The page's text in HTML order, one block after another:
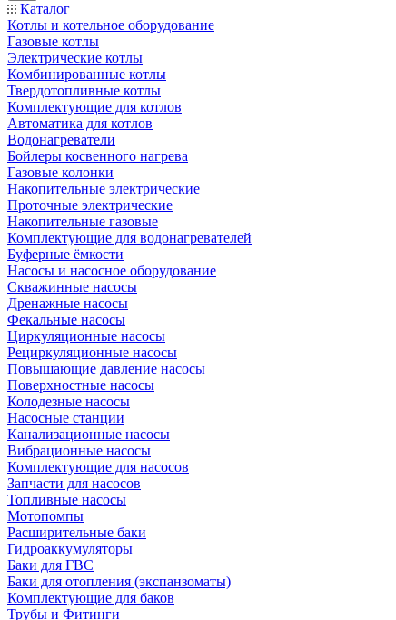
Каталог
Котлы и котельное оборудование
Газовые котлы
Электрические котлы
Комбинированные котлы
Твердотопливные котлы
Комплектующие для котлов
Автоматика для котлов
Водонагреватели
Бойлеры косвенного нагрева
Газовые колонки
Накопительные электрические
Проточные электрические
Накопительные газовые
Комплектующие для водонагревателей
Буферные ёмкости
Насосы и насосное оборудование
Скважинные насосы
Дренажные насосы
Фекальные насосы
Циркуляционные насосы
Рециркуляционные насосы
Повышающие давление насосы
Поверхностные насосы
Колодезные насосы
Насосные станции
Канализационные насосы
Вибрационные насосы
Комплектующие для насосов
Запчасти для насосов
Топливные насосы
Мотопомпы
Расширительные баки
Гидроаккумуляторы
Баки для ГВС
Баки для отопления (экспанзоматы)
Комплектующие для баков
Трубы и Фитинги